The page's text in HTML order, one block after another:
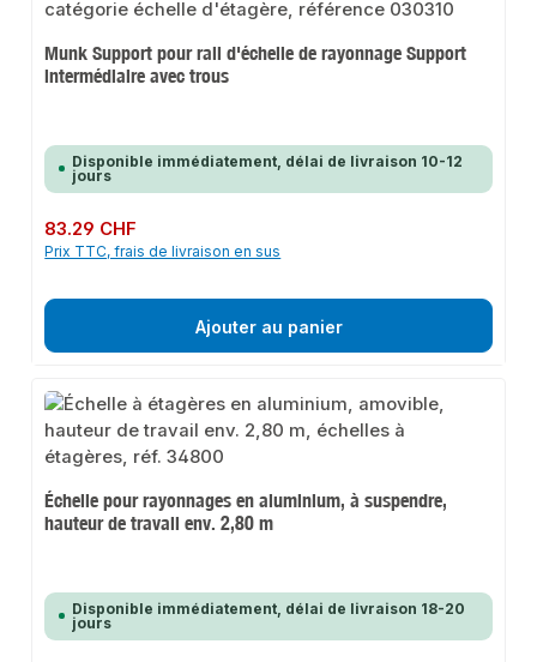
Munk Support pour rail d'échelle de rayonnage Support
intermédiaire avec trous
Disponible immédiatement, délai de livraison 10-12
jours
Prix régulier :
83.29 CHF
Prix TTC, frais de livraison en sus
Ajouter au panier
Échelle pour rayonnages en aluminium, à suspendre,
hauteur de travail env. 2,80 m
Disponible immédiatement, délai de livraison 18-20
jours